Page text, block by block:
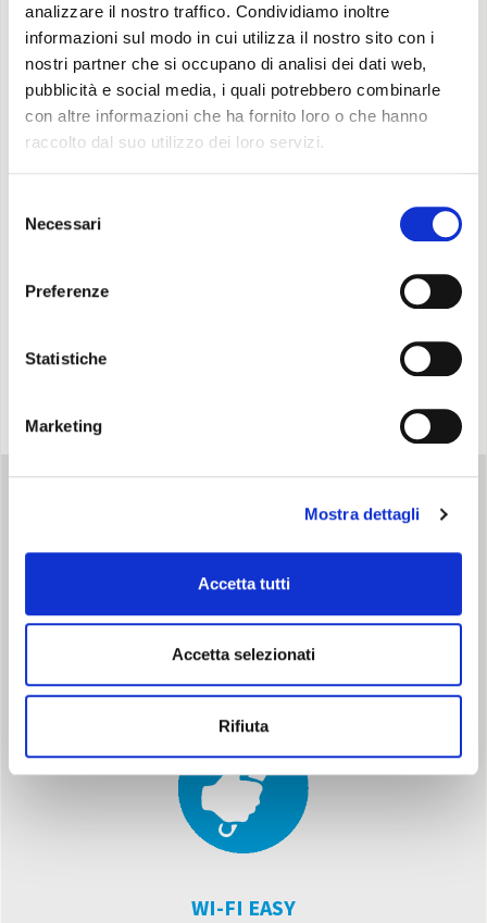
analizzare il nostro traffico. Condividiamo inoltre
informazioni sul modo in cui utilizza il nostro sito con i
nostri partner che si occupano di analisi dei dati web,
pubblicità e social media, i quali potrebbero combinarle
con altre informazioni che ha fornito loro o che hanno
raccolto dal suo utilizzo dei loro servizi.
delNecessari
Preferenze
Statistiche
Marketing
Mostra dettagli
Accetta tutti
Accetta selezionati
Rifiuta
Maggiori informazioni sulla
compatibilità con dispositivi mobili sono
da leggere all'interno dei manuali dei
prodotti.
Overview
FACILE DA CONFIGURARE
spiegata dall'app durante la configurazione.
WI-FI EASY